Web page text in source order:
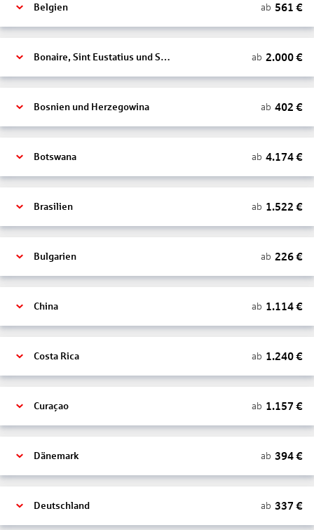
Belgien ab 561 €
Bonaire, Sint Eustatius und Saba ab 2.000€
Bosnien und Herzegowina ab 402 €
Botswana ab 4.174€
Brasilien ab 1.522 €
Bulgarien ab 226€
China ab 1.114€
Costa Rica ab 1.240€
Curaçao ab 1.157 €
Dänemark ab 394€
Deutschland ab 337 €